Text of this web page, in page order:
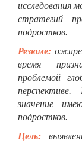
исследования
стратегий
подростков.
Резюме:
время
проблемой
значение
подростков.
Цель: